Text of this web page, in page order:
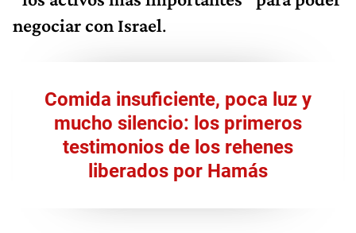
negociar con Israel.
Comida insuficiente, poca luz y
mucho silencio: los primeros
testimonios de los rehenes
liberados por Hamás